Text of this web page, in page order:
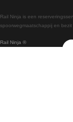
Rail Ninja ®
Rail Ninja is een
spoorwegmaatschappij en